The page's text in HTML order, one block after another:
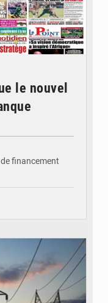
le nouvel
financement